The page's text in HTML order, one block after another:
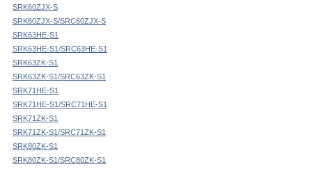
SRK60ZJX-S
SRK60ZJX-S/SRC60ZJX-S
SRK63HE-S1
SRK63HE-S1/SRC63HE-S1
SRK63ZK-S1
SRK63ZK-S1/SRC63ZK-S1
SRK71HE-S1
SRK71HE-S1/SRC71HE-S1
SRK71ZK-S1
SRK71ZK-S1/SRC71ZK-S1
SRK80ZK-S1
SRK80ZK-S1/SRC80ZK-S1